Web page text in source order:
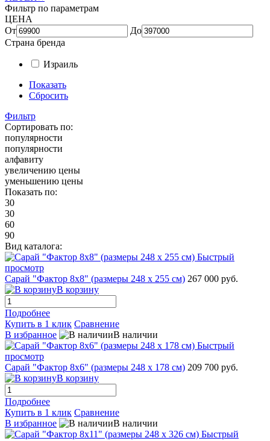
Фильтр по параметрам
ЦЕНА
От
До
Страна бренда
Израиль
Показать
Сбросить
Фильтр
Сортировать по:
популярности
популярности
алфавиту
увеличению цены
уменьшению цены
Показать по:
30
30
60
90
Вид каталога:
Быстрый
просмотр
Сарай "Фактор 8х8" (размеры 248 х 255 см) 267 000 руб.
В корзину
Подробнее
Купить в 1 клик Сравнение
В избранное
В наличии
Быстрый
просмотр
Сарай "Фактор 8x6" (размеры 248 х 178 см) 209 700 руб.
В корзину
Подробнее
Купить в 1 клик Сравнение
В избранное
В наличии
Быстрый